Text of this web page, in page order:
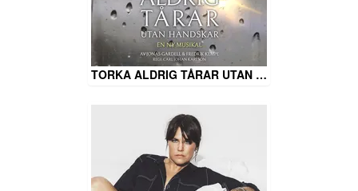
TORKA ALDRIG TÅRAR UTAN …